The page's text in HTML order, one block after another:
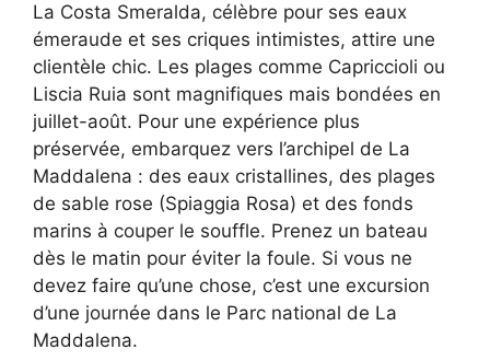
La Costa Smeralda, célèbre pour ses eaux
émeraude et ses criques intimistes, attire une
clientèle chic. Les plages comme Capriccioli ou
Liscia Ruia sont magnifiques mais bondées en
juillet-août. Pour une expérience plus
préservée, embarquez vers l’archipel de La
Maddalena : des eaux cristallines, des plages
de sable rose (Spiaggia Rosa) et des fonds
marins à couper le souffle. Prenez un bateau
dès le matin pour éviter la foule. Si vous ne
devez faire qu’une chose, c’est une excursion
d’une journée dans le Parc national de La
Maddalena.